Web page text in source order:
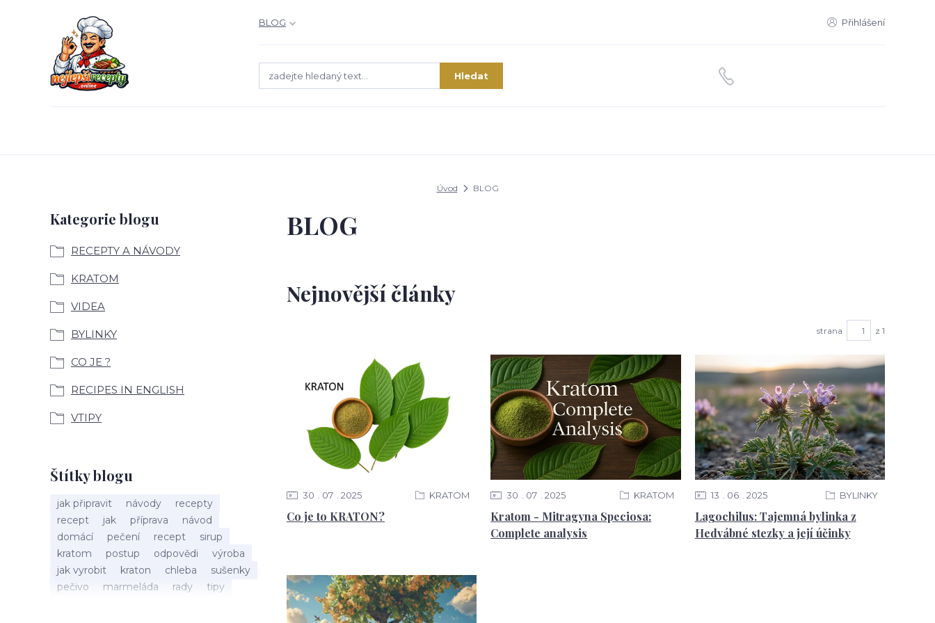
BLOG Přihlášení
Hledat
Úvod BLOG
Kategorie blogu
RECEPTY A NÁVODY
KRATOM
VIDEA
BYLINKY
CO JE ?
RECIPES IN ENGLISH
VTIPY
Štítky blogu
jak připravit návody
recepty
recept
jak příprava
návod
domácí
pečení recept
sirup
kratom
postup odpovědi
výroba
jak vyrobit
kraton chleba
sušenky
pečivo
marmeláda rady
tipy
BLOG
Nejnovější články
strana z 1
Co je to KRATON?
30 07 2025 KRATOM
Kratom - Mitragyna Speciosa:
Complete analysis
30 07 2025 KRATOM
Lagochilus: Tajemná bylinka z
Hedvábné stezky a její účinky
13 06 2025 BYLINKY